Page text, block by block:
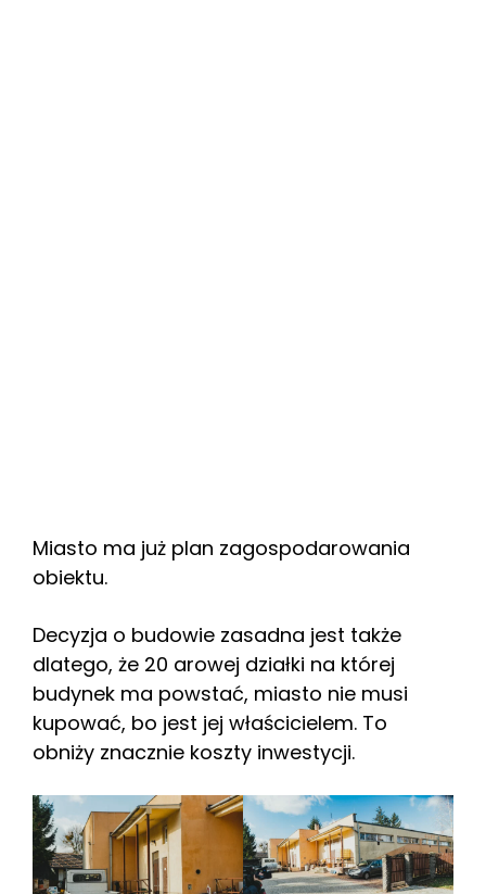
Miasto ma już plan zagospodarowania
obiektu.
Decyzja o budowie zasadna jest także
dlatego, że 20 arowej działki na której
budynek ma powstać, miasto nie musi
kupować, bo jest jej właścicielem. To
obniży znacznie koszty inwestycji.